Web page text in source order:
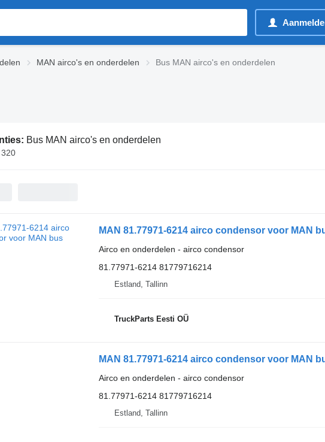
MAN airco's en onderdelen Bus MAN airco's en onderdelen
Bus MAN airco's en onderdelen
MAN 81.77971-6214 airco condensor voor MAN
Airco en onderdelen - airco condensor
81.77971-6214 81779716214
Estland, Tallinn
TruckParts Eesti OÜ
MAN 81.77971-6214 airco condensor voor MAN
Airco en onderdelen - airco condensor
81.77971-6214 81779716214
Estland, Tallinn